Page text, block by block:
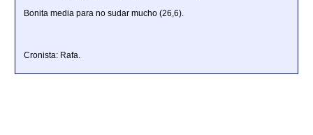
Bonita media para no sudar mucho (26,6).
Cronista: Rafa.